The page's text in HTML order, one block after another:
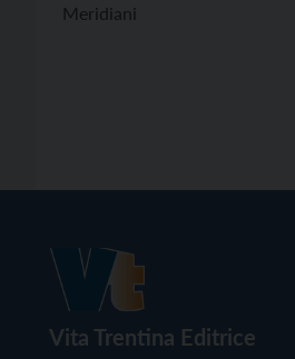
Meridiani
Vita Trentina Editrice